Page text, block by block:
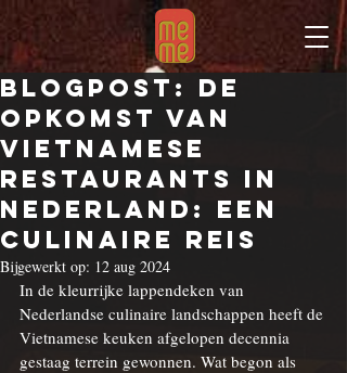
Blogpost: De
Opkomst van
Vietnamese
Restaurants in
Nederland: Een
Culinaire Reis
Bijgewerkt op: 12 aug 2024
In de kleurrijke lappendeken van
Nederlandse culinaire landschappen heeft de
Vietnamese keuken afgelopen decennia
gestaag terrein gewonnen. Wat begon als